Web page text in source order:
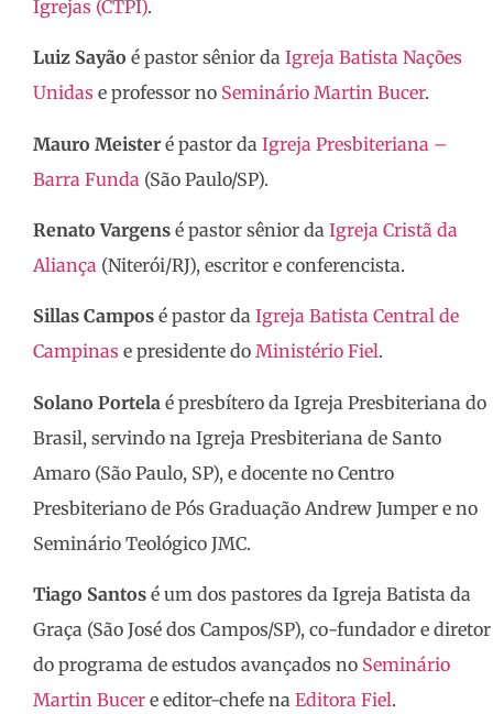
Igrejas (CTPI).
Luiz Sayão é pastor sênior da Igreja Batista Nações
Unidas e professor no Seminário Martin Bucer.
Mauro Meister é pastor da Igreja Presbiteriana –
Barra Funda (São Paulo/SP).
Renato Vargens é pastor sênior da Igreja Cristã da
Aliança (Niterói/RJ), escritor e conferencista.
Sillas Campos é pastor da Igreja Batista Central de
Campinas e presidente do Ministério Fiel.
Solano Portela é presbítero da Igreja Presbiteriana do
Brasil, servindo na Igreja Presbiteriana de Santo
Amaro (São Paulo, SP), e docente no Centro
Presbiteriano de Pós Graduação Andrew Jumper e no
Seminário Teológico JMC.
Tiago Santos é um dos pastores da Igreja Batista da
Graça (São José dos Campos/SP), co-fundador e diretor
do programa de estudos avançados no Seminário
Martin Bucer e editor-chefe na Editora Fiel.